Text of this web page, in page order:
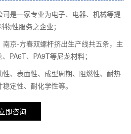
是一家专业为电子、电器、机械等提
性服务之企业；
京-方春双螺杆挤出生产线共五条，主
PA6T、PA9T等尼龙材料；
、表面性、成型周期、阻燃性、耐热
定性、耐化学性等。
即咨询